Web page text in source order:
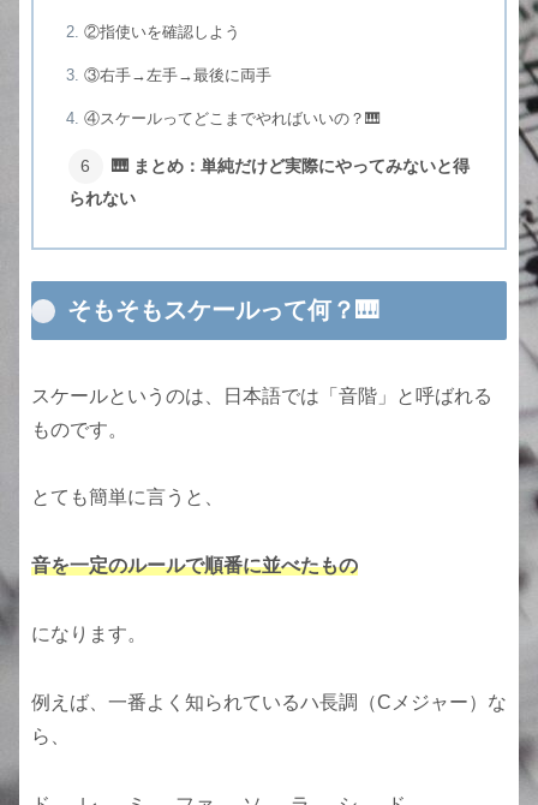
②指使いを確認しよう
③右手→左手→最後に両手
④スケールってどこまでやればいいの？🎹
🎹 まとめ：単純だけど実際にやってみないと得
られない
そもそもスケールって何？🎹
スケールというのは、日本語では「音階」と呼ばれる
ものです。
とても簡単に言うと、
音を一定のルールで順番に並べたもの
になります。
例えば、一番よく知られているハ長調（Cメジャー）な
ら、